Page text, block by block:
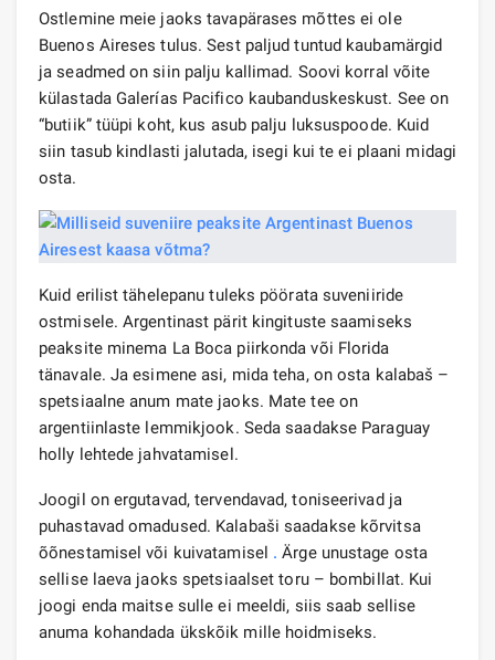
Ostlemine meie jaoks tavapärases mõttes ei ole
Buenos Aireses tulus. Sest paljud tuntud kaubamärgid
ja seadmed on siin palju kallimad. Soovi korral võite
külastada Galerías Pacifico kaubanduskeskust. See on
“butiik” tüüpi koht, kus asub palju luksuspoode. Kuid
siin tasub kindlasti jalutada, isegi kui te ei plaani midagi
osta.
Kuid erilist tähelepanu tuleks pöörata suveniiride
ostmisele. Argentinast pärit kingituste saamiseks
peaksite minema La Boca piirkonda või Florida
tänavale. Ja esimene asi, mida teha, on osta kalabaš –
spetsiaalne anum mate jaoks. Mate tee on
argentiinlaste lemmikjook. Seda saadakse Paraguay
holly lehtede jahvatamisel.
Joogil on ergutavad, tervendavad, toniseerivad ja
puhastavad omadused. Kalabaši saadakse kõrvitsa
õõnestamisel või kuivatamisel . Ärge unustage osta
sellise laeva jaoks spetsiaalset toru – bombillat. Kui
joogi enda maitse sulle ei meeldi, siis saab sellise
anuma kohandada ükskõik mille hoidmiseks.